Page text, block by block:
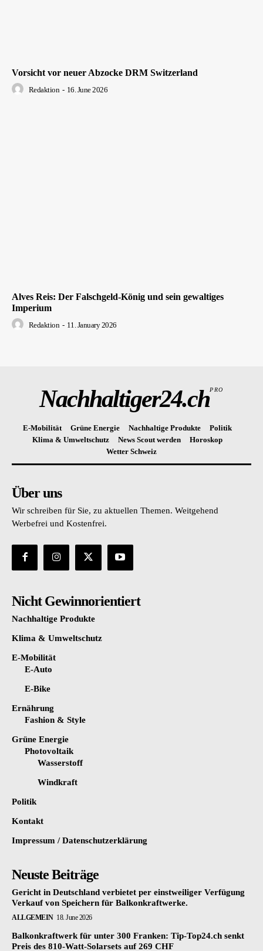
Vorsicht vor neuer Abzocke DRM Switzerland
Redaktion - 16. June 2026
Alves Reis: Der Falschgeld-König und sein gewaltiges
Imperium
Redaktion - 11. January 2026
Nachhaltiger24.chPRO
E-Mobilität Grüne Energie Nachhaltige Produkte
Politik
Klima & Umweltschutz
News Scout werden
Horoskop
Wetter Schweiz
Über uns
Wir schreiben für Sie, zu aktuellen Themen. Weitgehend
Werbefrei und Kostenfrei.
Nicht Gewinnorientiert
Nachhaltige Produkte
Klima & Umweltschutz
E-Mobilität
E-Auto
E-Bike
Ernährung
Fashion & Style
Grüne Energie
Photovoltaik
Wasserstoff
Windkraft
Politik
Kontakt
Impressum / Datenschutzerklärung
Neuste Beiträge
Gericht in Deutschland verbietet per einstweiliger Verfügung
Verkauf von Speichern für Balkonkraftwerke.
ALLGEMEIN 18. June 2026
Balkonkraftwerk für unter 300 Franken: Tip-Top24.ch senkt
Preis des 810-Watt-Solarsets auf 269 CHF